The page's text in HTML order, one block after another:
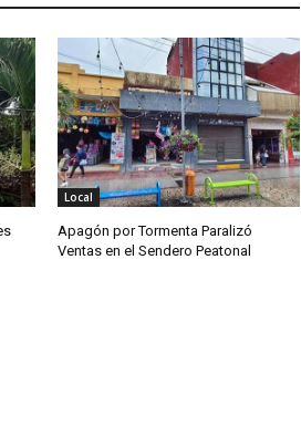
Local
Apagón por Tormenta Paralizó
Ventas en el Sendero Peatonal